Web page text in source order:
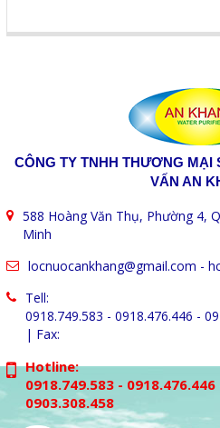
CÔNG TY TNHH THƯƠNG MẠI
VẤN AN
588 Hoàng Văn Thụ, Phường 4,
Minh
locnuocankhang@gmail.com -
Tell:
0918.749.583 - 0918.476.446 -
| Fax:
Hotline:
0918.749.583 -
0903.308.458